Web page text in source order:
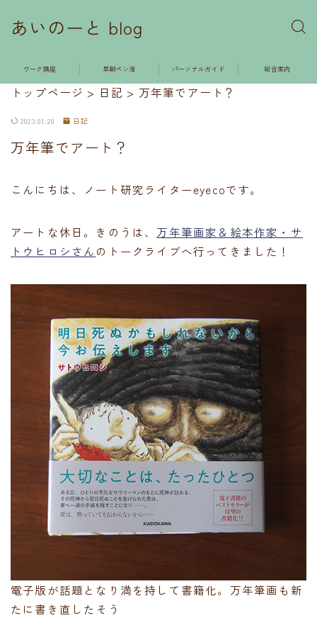
あいのーと blog
ワーク講座 早朝ペン活 パーソナルガイド 総合案内
トップページ > 日記 > 万年筆でアート？
2023.01.28 日記
万年筆でアート？
こんにちは、ノート研究ライターeyecoです。
アートな休日。きのうは、 万年筆画家＆絵本作家・サ
トウヒロシさん のトークライブへ行ってきました！
電子版が話題となり満を持して書籍化。万年筆画も新
たに書き直したそう